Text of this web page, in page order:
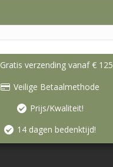
Gratis verzending vanaf € 125
Veilige Betaalmethode
Prijs/Kwaliteit!
14 dagen bedenktijd!